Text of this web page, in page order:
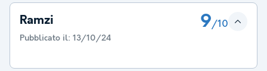
Ramzi 9/10
Pubblicato il: 13/10/24